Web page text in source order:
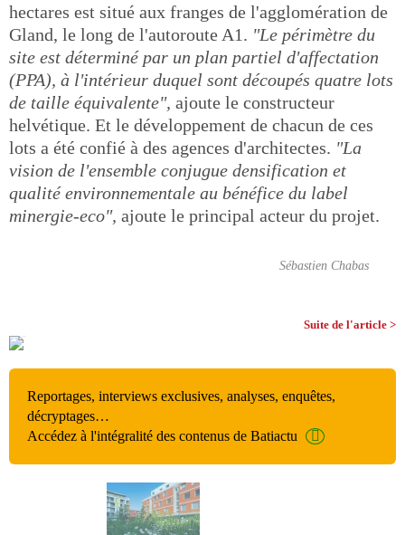
hectares est situé aux franges de l'agglomération de
Gland, le long de l'autoroute A1. "Le périmètre du
site est déterminé par un plan partiel d'affectation
(PPA), à l'intérieur duquel sont découpés quatre lots
de taille équivalente", ajoute le constructeur
helvétique. Et le développement de chacun de ces
lots a été confié à des agences d'architectes. "La
vision de l'ensemble conjugue densification et
qualité environnementale au bénéfice du label
minergie-eco", ajoute le principal acteur du projet.
Sébastien Chabas
Suite de l'article >
Reportages, interviews exclusives, analyses, enquêtes,
décryptages…
Accédez à l'intégralité des contenus de Batiactu